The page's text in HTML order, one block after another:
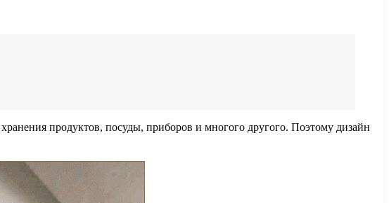
продуктов, посуды, приборов и многого другого. Поэтому дизайн